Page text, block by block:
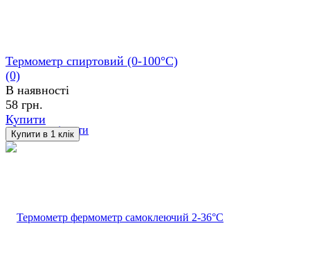
обране порівняти
Термометр спиртовий (0-100°С)
(0)
В наявності
58 грн.
Купити